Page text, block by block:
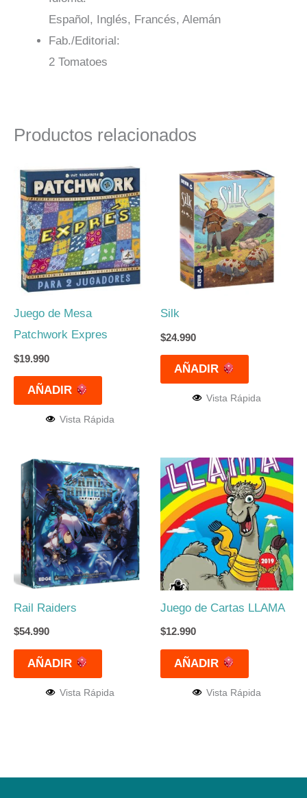
Español, Inglés, Francés, Alemán
Fab./Editorial:
2 Tomatoes
Productos relacionados
Juego de Mesa
Patchwork Expres
$19.990
AÑADIR
Vista Rápida
Silk
$24.990
AÑADIR
Vista Rápida
Rail Raiders
$54.990
AÑADIR
Vista Rápida
Juego de Cartas LLAMA
$12.990
AÑADIR
Vista Rápida